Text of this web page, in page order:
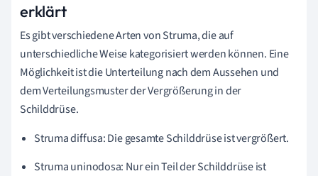
erklärt
Es gibt verschiedene Arten von Struma, die auf
unterschiedliche Weise kategorisiert werden können. Eine
Möglichkeit ist die Unterteilung nach dem Aussehen und
dem Verteilungsmuster der Vergrößerung in der
Schilddrüse.
Struma diffusa: Die gesamte Schilddrüse ist vergrößert.
Struma uninodosa: Nur ein Teil der Schilddrüse ist